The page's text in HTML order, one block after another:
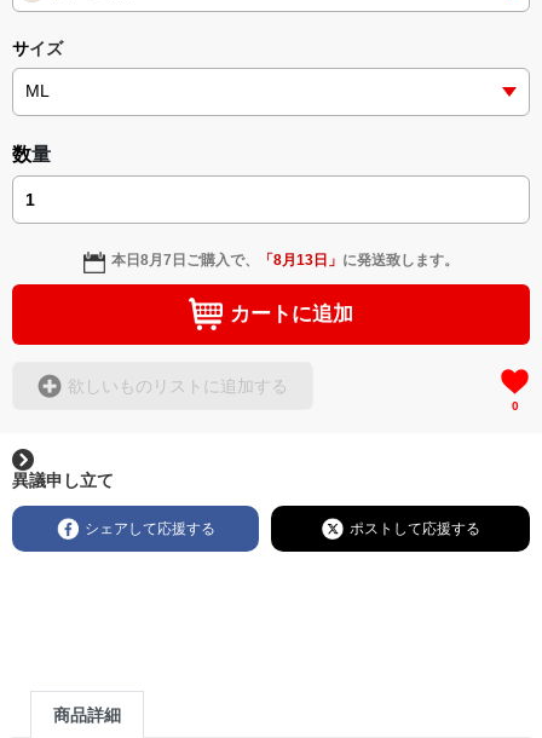
サイズ
数量
本日8月7日 ご購入で、 「8月13日 」 に発送致します。
カートに追加
欲しいものリストに追加する
0
異議申し立て
シェアして応援する ポストして応援する
商品詳細